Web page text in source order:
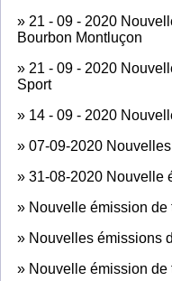
» 21 - 09 - 2020
Bourbon Montluçon
» 21 - 09 - 2020
Sport
» 14 - 09 - 2020
» 07-09-2020
» 31-08-2020 Nouvelle
» Nouvelle émission de
» Nouvelles émissions
» Nouvelle émission